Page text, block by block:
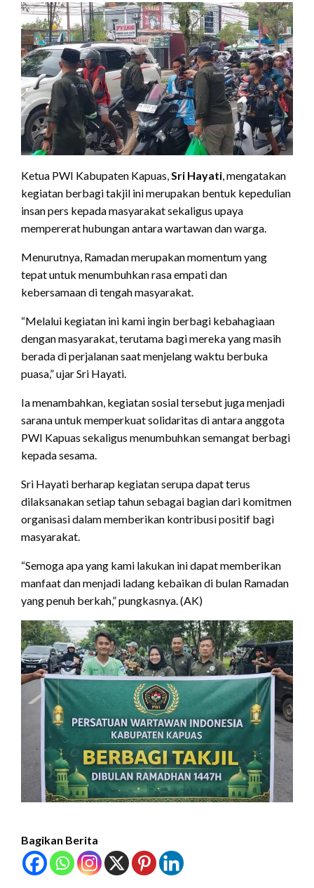
Ketua PWI Kabupaten Kapuas,Sri Hayati, mengatakan
kegiatan berbagi takjil ini merupakan bentuk kepedulian
insan pers kepada masyarakat sekaligus upaya
mempererat hubungan antara wartawan dan warga.
Menurutnya, Ramadan merupakan momentum yang
tepat untuk menumbuhkan rasa empati dan
kebersamaan di tengah masyarakat.
“Melalui kegiatan ini kami ingin berbagi kebahagiaan
dengan masyarakat, terutama bagi mereka yang masih
berada di perjalanan saat menjelang waktu berbuka
puasa,” ujar Sri Hayati.
Ia menambahkan, kegiatan sosial tersebut juga menjadi
sarana untuk memperkuat solidaritas di antara anggota
PWI Kapuas sekaligus menumbuhkan semangat berbagi
kepada sesama.
Sri Hayati berharap kegiatan serupa dapat terus
dilaksanakan setiap tahun sebagai bagian dari komitmen
organisasi dalam memberikan kontribusi positif bagi
masyarakat.
“Semoga apa yang kami lakukan ini dapat memberikan
manfaat dan menjadi ladang kebaikan di bulan Ramadan
yang penuh berkah,” pungkasnya. (AK)
Bagikan Berita